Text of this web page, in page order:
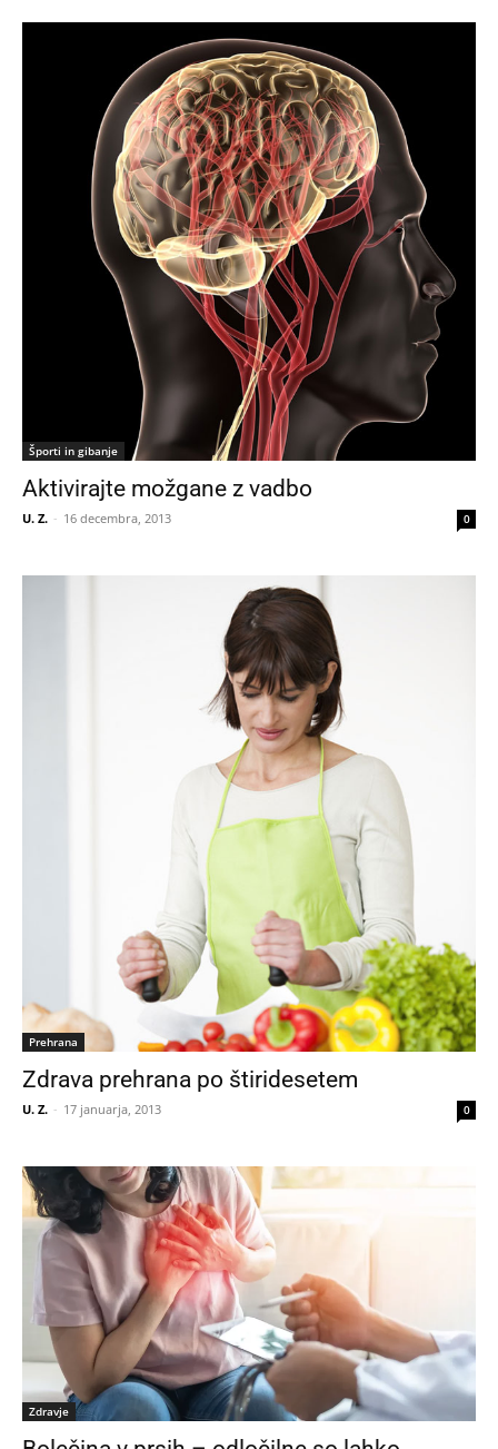
Športi in gibanje
Aktivirajte možgane z vadbo
U. Z. - 16 decembra, 2013 0
Prehrana
Zdrava prehrana po štiridesetem
U. Z. - 17 januarja, 2013 0
Zdravje